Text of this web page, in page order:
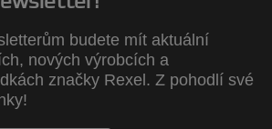
budete mít aktuální
nových výrobcích a
značky Rexel. Z pohodlí své